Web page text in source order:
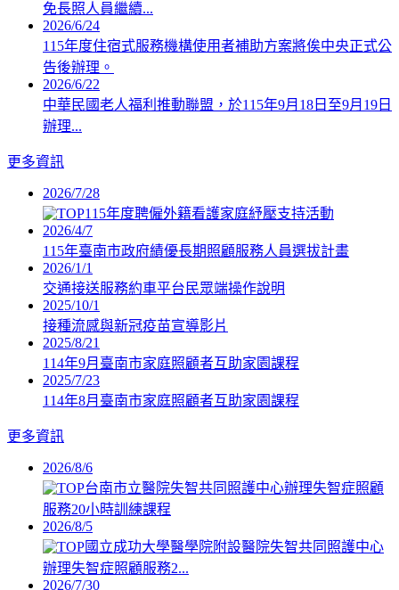
免長照人員繼續...
2026/6/24
115年度住宿式服務機構使用者補助方案將俟中央正式公
告後辦理。
2026/6/22
中華民國老人福利推動聯盟，於115年9月18日至9月19日
辦理...
更多資訊
2026/7/28
115年度聘僱外籍看護家庭紓壓支持活動
2026/4/7
115年臺南市政府績優長期照顧服務人員選拔計畫
2026/1/1
交通接送服務約車平台民眾端操作說明
2025/10/1
接種流感與新冠疫苗宣導影片
2025/8/21
114年9月臺南市家庭照顧者互助家園課程
2025/7/23
114年8月臺南市家庭照顧者互助家園課程
更多資訊
2026/8/6
台南市立醫院失智共同照護中心辦理失智症照顧
服務20小時訓練課程
2026/8/5
國立成功大學醫學院附設醫院失智共同照護中心
辦理失智症照顧服務2...
2026/7/30